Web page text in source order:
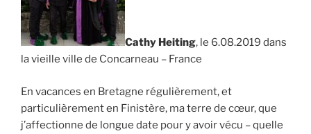
Cathy Heiting, le 6.08.2019 dans
la vieille ville de Concarneau – France
En vacances en Bretagne régulièrement, et
particulièrement en Finistère, ma terre de cœur, que
j’affectionne de longue date pour y avoir vécu – quelle